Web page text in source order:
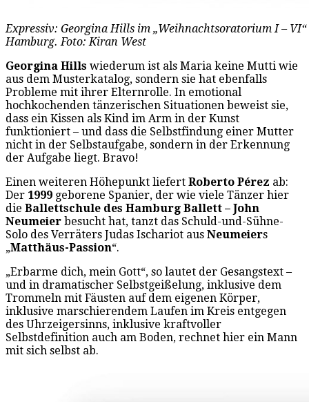
Expressiv: Georgina Hills im „Weihnachtsoratorium I –
Hamburg. Foto: Kiran West
Georgina Hills wiederum ist als Maria keine Mutti wie
aus dem Musterkatalog, sondern sie hat ebenfalls
Probleme mit ihrer Elternrolle. In emotional
hochkochenden tänzerischen Situationen beweist sie,
dass ein Kissen als Kind im Arm in der Kunst
funktioniert – und dass die Selbstfindung einer Mutter
nicht in der Selbstaufgabe, sondern in der Erkennung
der Aufgabe liegt. Bravo!
Einen weiteren Höhepunkt liefert Roberto Pérez ab:
Der 1999 geborene Spanier, der wie viele Tänzer hier
die Ballettschule des Hamburg Ballett – John
Neumeier besucht hat, tanzt das Schuld-und-Sühne-
Solo des Verräters Judas Ischariot aus Neumeiers
„Matthäus-Passion“.
„Erbarme dich, mein Gott“, so lautet der Gesangstext –
und in dramatischer Selbstgeißelung, inklusive dem
Trommeln mit Fäusten auf dem eigenen Körper,
inklusive marschierendem Laufen im Kreis entgegen
des Uhrzeigersinns, inklusive kraftvoller
Selbstdefinition auch am Boden, rechnet hier ein Mann
mit sich selbst ab.